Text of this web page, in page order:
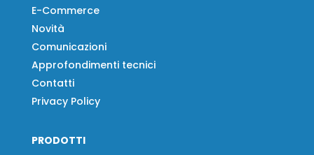
E-Commerce
Novità
Comunicazioni
Approfondimenti tecnici
Contatti
Privacy Policy
PRODOTTI